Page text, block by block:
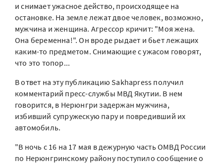
и снимает ужасное действо, происходящее на
остановке. На земле лежат двое человек, возможно,
мужчина и женщина. Агрессор кричит: "Моя жена.
Она беременна!". Он вроде рыдает и бьет лежащих
каким-то предметом. Снимающие с ужасом говорят,
что это топор...
В ответ на эту публикацию Sakhapress получил
комментарий пресс-службы МВД Якутии. В нем
говорится, в Нерюнгри задержан мужчина,
избивший супружескую пару и повредивший их
автомобиль.
"В ночь с 16 на 17 мая в дежурную часть ОМВД России
по Нерюнгринскому району поступило сообщение о